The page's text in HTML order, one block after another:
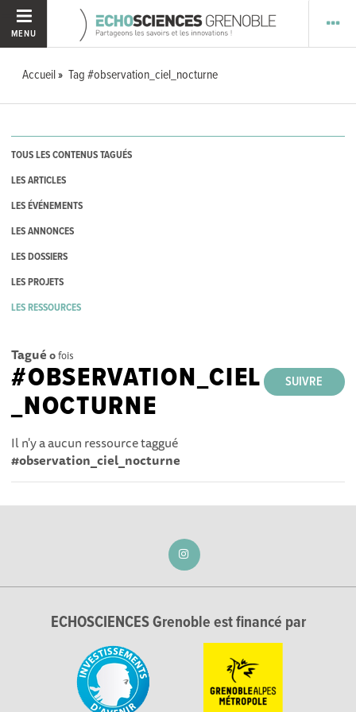
MENU
Accueil Tag #observation_ciel_nocturne
TOUS LES CONTENUS TAGUÉS
LES ARTICLES
LES ÉVÉNEMENTS
LES ANNONCES
LES DOSSIERS
LES PROJETS
LES RESSOURCES
Tagué 0fois
SUIVRE
#OBSERVATION_CIEL
_NOCTURNE
Il n'y a aucun ressource taggué
#observation_ciel_nocturne
ECHOSCIENCES Grenoble est financé par